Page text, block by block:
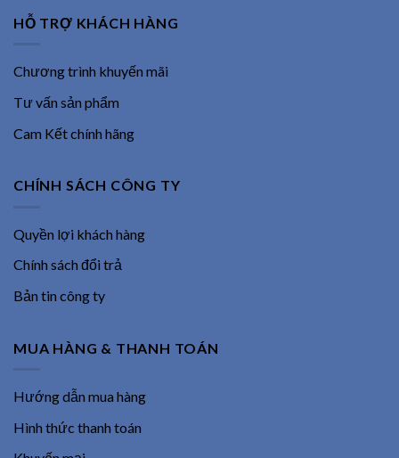
HỖ TRỢ KHÁCH HÀNG
Chương trình khuyến mãi
Tư vấn sản phẩm
Cam Kết chính hãng
CHÍNH SÁCH CÔNG TY
Quyền lợi khách hàng
Chính sách đổi trả
Bản tin công ty
MUA HÀNG & THANH TOÁN
Hướng dẫn mua hàng
Hình thức thanh toán